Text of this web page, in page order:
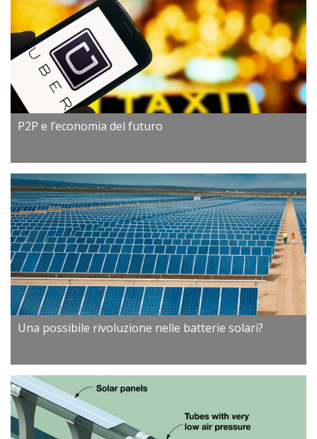
P2P e l’economia del futuro
Una possibile rivoluzione nelle batterie solari?